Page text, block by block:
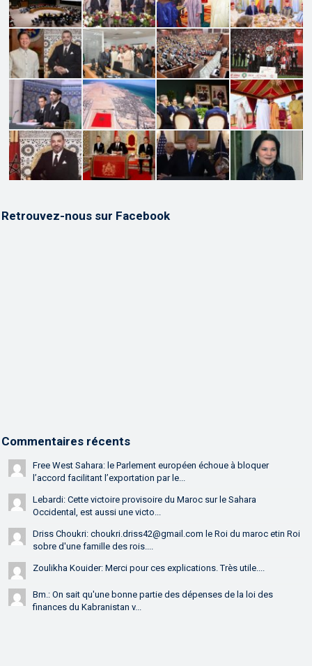
Retrouvez-nous sur Facebook
Commentaires récents
Free West Sahara: le Parlement européen échoue à bloquer
l’accord facilitant l’exportation par le...
Lebardi: Cette victoire provisoire du Maroc sur le Sahara
Occidental, est aussi une victo...
Driss Choukri: choukri.driss42@gmail.com le Roi du maroc etin Roi
sobre d'une famille des rois....
Zoulikha Kouider: Merci pour ces explications. Très utile....
Bm.: On sait qu'une bonne partie des dépenses de la loi des
finances du Kabranistan v...